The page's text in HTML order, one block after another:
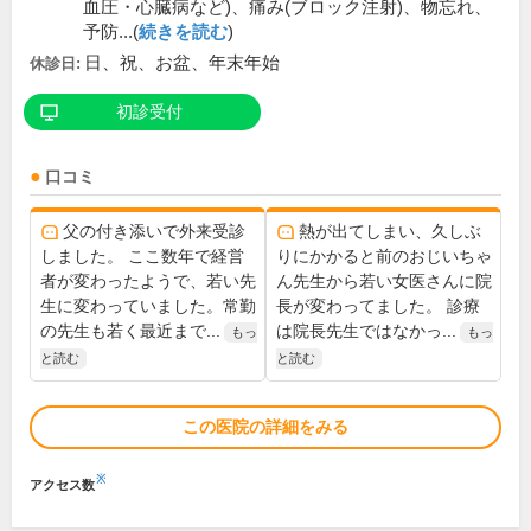
血圧・心臓病など)、痛み(ブロック注射)、物忘れ、
予防...(続きを読む)
休診日: 日、祝、お盆、年末年始
初診受付
口コミ
父の付き添いで外来受診
しました。 ここ数年で経営
者が変わったようで、若い先
生に変わっていました。常勤
の先生も若く最近まで...
もっ
と読む
熱が出てしまい、久しぶ
りにかかると前のおじいちゃ
ん先生から若い女医さんに院
長が変わってました。 診療
は院長先生ではなかっ...
もっ
と読む
この医院の詳細をみる
アクセス数※